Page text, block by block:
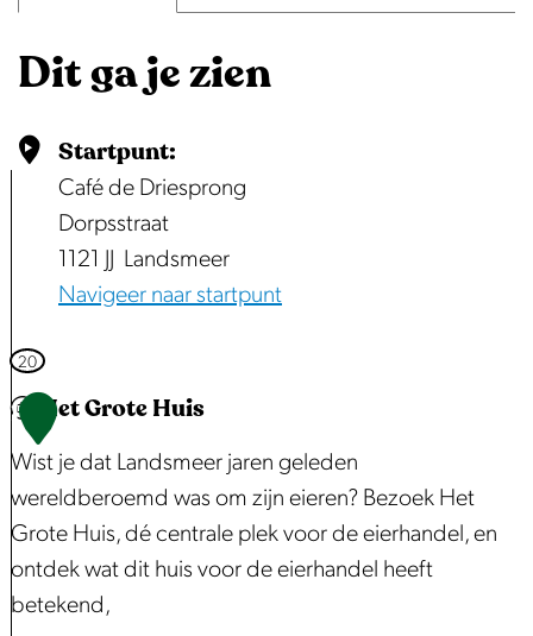
o
u
e
r
g
r
o
t
e
a
Dit ga je zien
Startpunt:
Café de Driesprong
Dorpsstraat
1121 JJ Landsmeer
Navigeer naar startpunt
20
1 Het Grote Huis
Wist je dat Landsmeer jaren geleden
wereldberoemd was om zijn eieren? Bezoek Het
Grote Huis, dé centrale plek voor de eierhandel, en
ontdek wat dit huis voor de eierhandel heeft
betekend,